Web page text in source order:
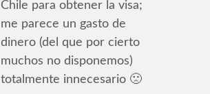
Chile para obtener la visa;
me parece un gasto de
dinero (del que por cierto
muchos no disponemos)
totalmente innecesario 🙁